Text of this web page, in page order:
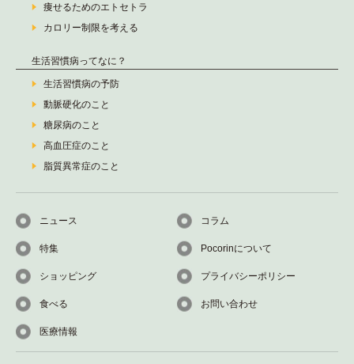
痩せるためのエトセトラ
カロリー制限を考える
生活習慣病ってなに？
生活習慣病の予防
動脈硬化のこと
糖尿病のこと
高血圧症のこと
脂質異常症のこと
ニュース
特集
ショッピング
食べる
医療情報
コラム
Pocorinについて
プライバシーポリシー
お問い合わせ